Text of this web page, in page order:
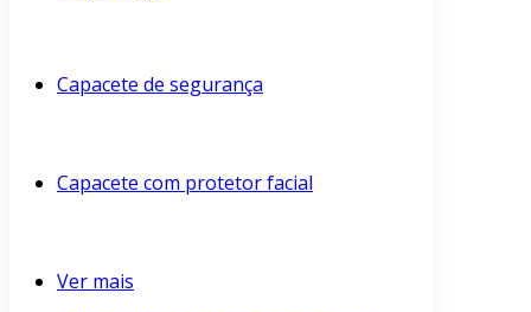
Capacete de segurança
Capacete com protetor facial
Ver mais